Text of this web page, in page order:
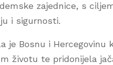
zajednice, s
i sigurnosti.
je Bosnu i Hercegovinu
životu te pridonijela